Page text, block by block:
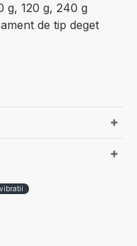
g, 120 g, 240 g
de tip deget